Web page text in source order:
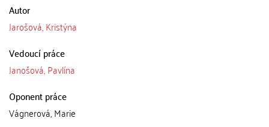
Autor
Jarošová, Kristýna
Vedoucí práce
Janošová, Pavlína
Oponent práce
Vágnerová, Marie